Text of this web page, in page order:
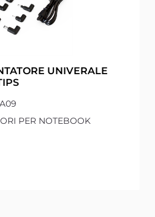
UNIVERALE
PER NOTEBOOK